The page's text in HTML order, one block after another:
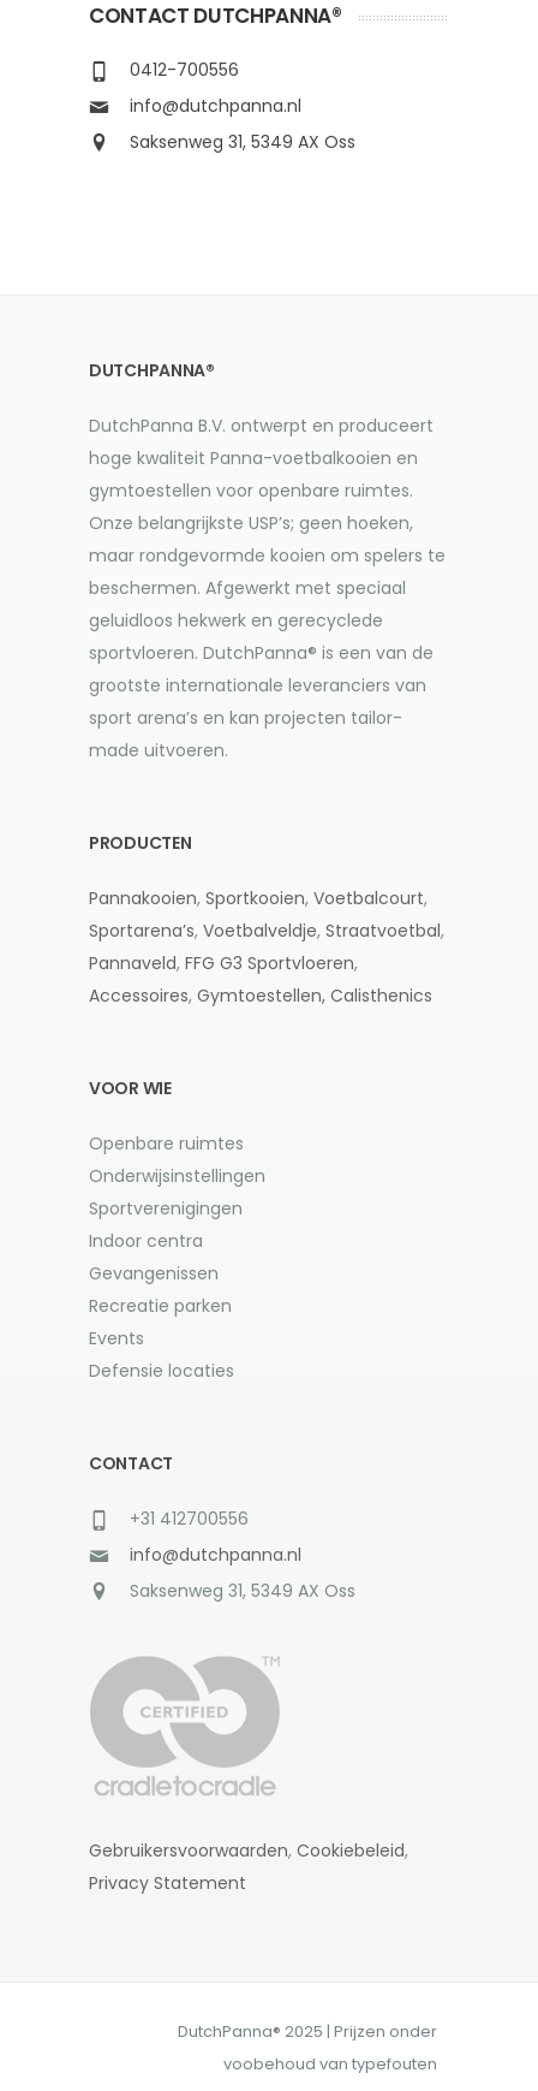
CONTACT DUTCHPANNA®
0412-700556
info@dutchpanna.nl
Saksenweg 31, 5349 AX Oss
DUTCHPANNA®
DutchPanna B.V. ontwerpt en produceert
hoge kwaliteit Panna-voetbalkooien en
gymtoestellen voor openbare ruimtes.
Onze belangrijkste USP’s; geen hoeken,
maar rondgevormde kooien om spelers te
beschermen. Afgewerkt met speciaal
geluidloos hekwerk en gerecyclede
sportvloeren. DutchPanna® is een van de
grootste internationale leveranciers van
sport arena’s en kan projecten tailor-
made uitvoeren.
PRODUCTEN
Pannakooien, Sportkooien, Voetbalcourt,
Sportarena’s, Voetbalveldje, Straatvoetbal,
Pannaveld, FFG G3 Sportvloeren,
Accessoires, Gymtoestellen, Calisthenics
VOOR WIE
Openbare ruimtes
Onderwijsinstellingen
Sportverenigingen
Indoor centra
Gevangenissen
Recreatie parken
Events
Defensie locaties
CONTACT
+31 412700556
info@dutchpanna.nl
Saksenweg 31, 5349 AX Oss
Gebruikersvoorwaarden, Cookiebeleid,
Privacy Statement
DutchPanna® 2025 | Prijzen onder
voobehoud van typefouten